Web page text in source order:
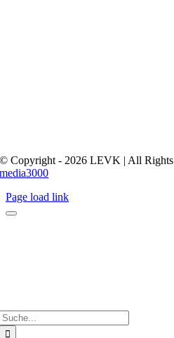
© Copyright - 2026 LEVK | All Rights
media3000
Page load link